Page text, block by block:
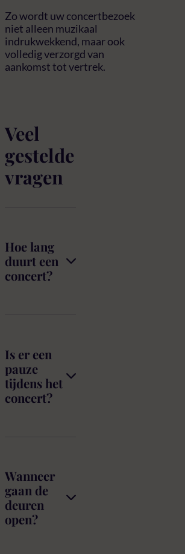
Zo wordt uw concertbezoek
niet alleen muzikaal
indrukwekkend, maar ook
volledig verzorgd van
aankomst tot vertrek.
Veel
gestelde
vragen
Hoe lang
duurt een
concert?
Is er een
pauze
tijdens het
concert?
Wanneer
gaan de
deuren
open?